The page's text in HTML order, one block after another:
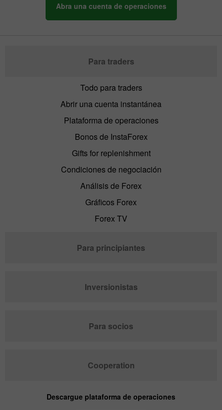
Abra una cuenta de operaciones
Para traders
Todo para traders
Abrir una cuenta instantánea
Plataforma de operaciones
Bonos de InstaForex
Gifts for replenishment
Condiciones de negociación
Análisis de Forex
Gráficos Forex
Forex TV
Para principiantes
Inversionistas
Para socios
Cooperation
Descargue plataforma de operaciones